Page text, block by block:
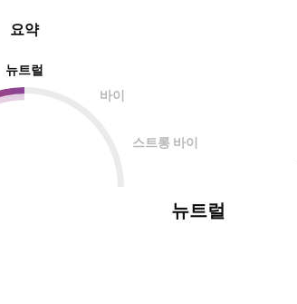
요약
뉴트럴
바이
스트롱 바이
뉴트럴